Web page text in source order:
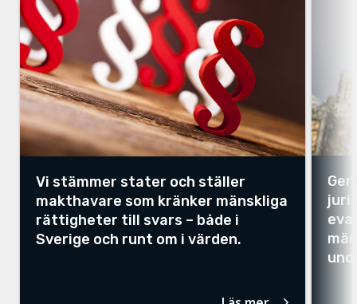
Vi stämmer stater och ställer
makthavare som kränker mänskliga
rättigheter till svars – både i
Sverige och runt om i värden.